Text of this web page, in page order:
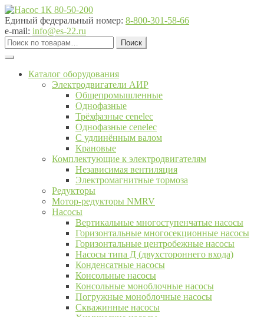
Перейти
к
навигации
Перейти
к
содержимому
Единый федеральный номер: 8-800-301-58-66
e-mail: info@es-22.ru
Искать:
Поиск
Каталог оборудования
Электродвигатели АИР
Общепромышленные
Однофазные
Трёхфазные cenelec
Однофазные cenelec
С удлинённым валом
Крановые
Комплектующие к электродвигателям
Независимая вентиляция
Электромагнитные тормоза
Редукторы
Мотор-редукторы NMRV
Насосы
Вертикальные многоступенчатые насосы
Горизонтальные многосекционные насосы
Горизонтальные центробежные насосы
Насосы типа Д (двухстороннего входа)
Конденсатные насосы
Консольные насосы
Консольные моноблочные насосы
Погружные моноблочные насосы
Скважинные насосы